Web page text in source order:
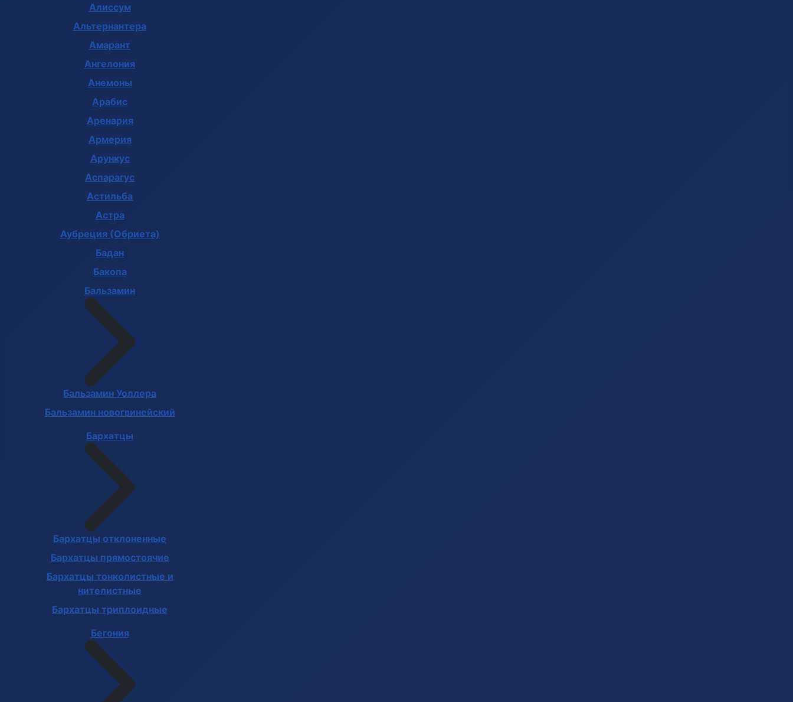
Алиссум
Альтернантера
Амарант
Ангелония
Анемоны
Арабис
Аренария
Армерия
Арункус
Аспарагус
Астильба
Астра
Аубреция (Обриета)
Бадан
Бакопа
Бальзамин
Бальзамин Уоллера
Бальзамин новогвинейский
Бархатцы
Бархатцы отклоненные
Бархатцы прямостоячие
Бархатцы тонколистные и
нителистные
Бархатцы триплоидные
Бегония